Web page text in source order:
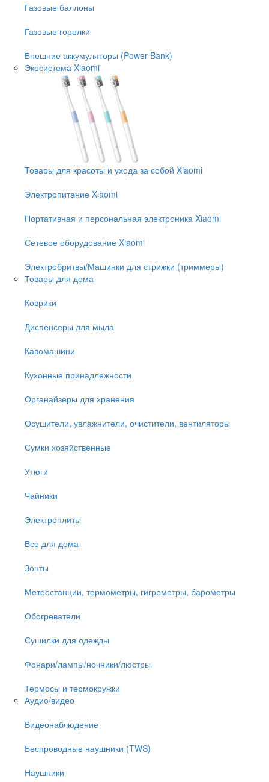
Газовые баллоны
Газовые горелки
Внешние аккумуляторы (Power Bank)
Экосистема Xiaomi
Товары для красоты и ухода за собой Xiaomi
Электропитание Xiaomi
Портативная и персональная электроника Xiaomi
Сетевое оборудование Xiaomi
Электробритвы/Машинки для стрижки (триммеры)
Товары для дома
Коврики
Диспенсеры для мыла
Кавомашини
Кухонные принадлежности
Органайзеры для хранения
Осушители, увлажнители, очистители, вентиляторы
Сумки хозяйственные
Утюги
Чайники
Электроплиты
Все для дома
Зонты
Метеостанции, термометры, гигрометры, барометры
Обогреватели
Сушилки для одежды
Фонари/лампы/ночники/люстры
Термосы и термокружки
Аудио/видео
Видеонаблюдение
Беспроводные наушники (TWS)
Наушники